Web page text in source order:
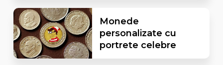
Monede
personalizate cu
portrete celebre